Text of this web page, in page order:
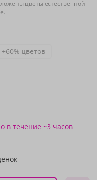
цветы естественной
+60% цветов
в течение ~3 часов